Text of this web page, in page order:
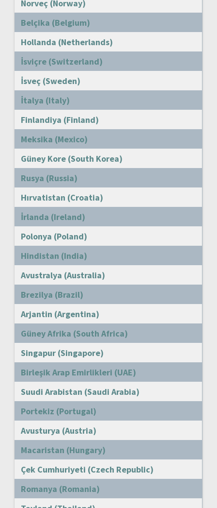
Norveç (Norway)
Belçika (Belgium)
Hollanda (Netherlands)
İsviçre (Switzerland)
İsveç (Sweden)
İtalya (Italy)
Finlandiya (Finland)
Meksika (Mexico)
Güney Kore (South Korea)
Rusya (Russia)
Hırvatistan (Croatia)
İrlanda (Ireland)
Polonya (Poland)
Hindistan (India)
Avustralya (Australia)
Brezilya (Brazil)
Arjantin (Argentina)
Güney Afrika (South Africa)
Singapur (Singapore)
Birleşik Arap Emirlikleri (UAE)
Suudi Arabistan (Saudi Arabia)
Portekiz (Portugal)
Avusturya (Austria)
Macaristan (Hungary)
Çek Cumhuriyeti (Czech Republic)
Romanya (Romania)